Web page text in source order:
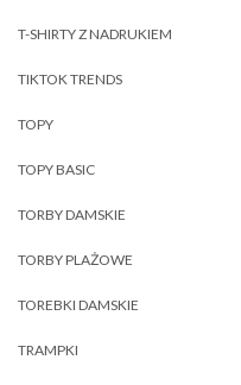
T-SHIRTY Z NADRUKIEM
TIKTOK TRENDS
TOPY
TOPY BASIC
TORBY DAMSKIE
TORBY PLAŻOWE
TOREBKI DAMSKIE
TRAMPKI